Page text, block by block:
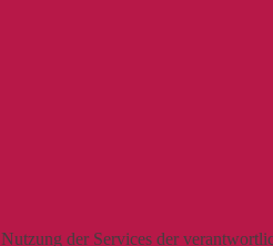
der Services der